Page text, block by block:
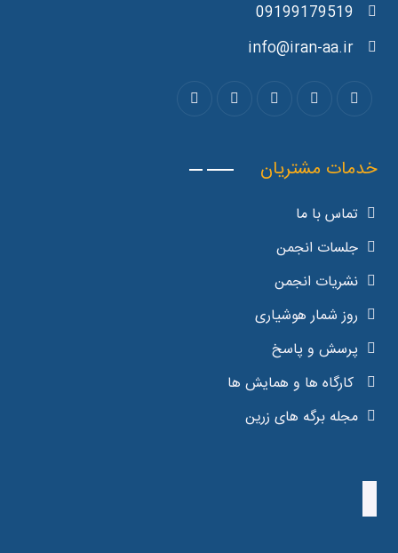
09199179519
info@iran-aa.ir
خدمات مشتریان
تماس با ما
جلسات انجمن
نشریات انجمن
روز شمار هوشیاری
پرسش و پاسخ
کارگاه ها و همایش ها
مجله برگه های زرین